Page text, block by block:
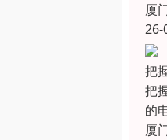
厦
26-
把
把
的
厦